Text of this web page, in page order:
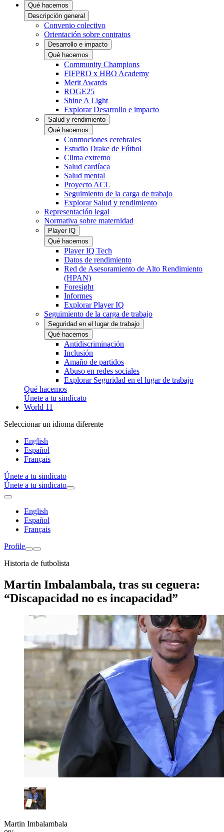
Qué hacemos
Descripción general
Convenio colectivo
Orientación sobre contratos
Desarrollo e impacto
Qué hacemos
Community Champions
FIFPRO x HBO Academy
Merit Awards
ROGE25
Shine A Light
Explorar Desarrollo e impacto
Salud y rendimiento
Qué hacemos
Conmociones cerebrales
Estudio Drake de Fútbol
Clima extremo
Salud cardíaca
Salud mental
Proyecto ACL
Seguimiento de la carga de trabajo
Explorar Salud y rendimiento
Representación legal
Normativa sobre maternidad
Player IQ
Qué hacemos
Player IQ Tech
Datos de rendimiento
Red de Asesoramiento de Alto Rendimiento
(HPAN)
Foresight
Informes
Explorar Player IQ
Seguimiento de la carga de trabajo
Seguridad en el lugar de trabajo
Qué hacemos
Antidiscriminación
Inclusión
Amaño de partidos
Abuso en redes sociales
Explorar Seguridad en el lugar de trabajo
Qué hacemos
Únete a tu sindicato
World 11
Seleccionar un idioma diferente
English
Español
Français
Únete a tu sindicato
Únete a tu sindicato
English
Español
Français
Profile
Historia de futbolista
Martin Imbalambala, tras su ceguera:
“Discapacidad no es incapacidad”
Martin Imbalambala